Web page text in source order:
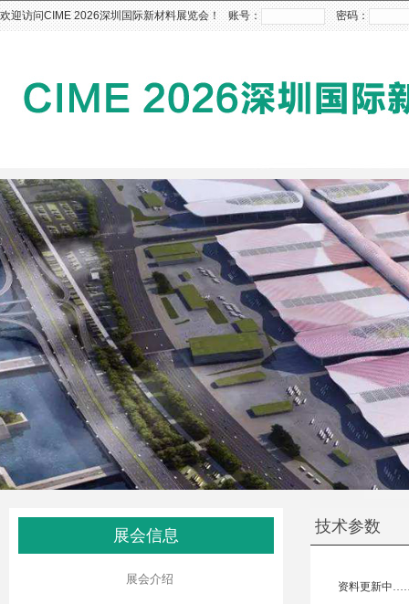
欢迎访问CIME 2026深圳国际新材料展览会！ 账号： 密码：
展会信息
展会介绍
技术参数
资料更新中